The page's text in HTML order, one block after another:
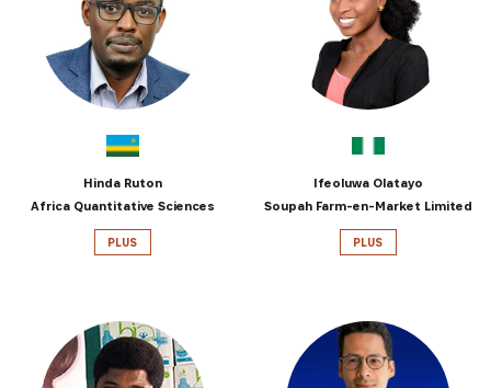
INSCRIVEZ-VOUS À NOTRE
NEWSLETTER
Netpreneur Prize Initiative, nos héros et nos
partenaires
Hinda Ruton
Africa Quantitative Sciences
PLUS
Ifeoluwa Olatayo
Soupah Farm-en-Market Limited
PLUS